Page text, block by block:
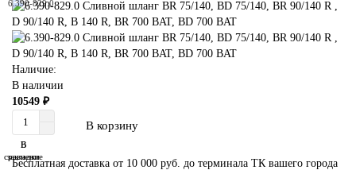
6.390-829.0
Наличие:
В наличии
10549 ₽
В корзину
В
закладки
В
сравнение
Бесплатная доставка от 10 000 руб. до терминала ТК вашего города